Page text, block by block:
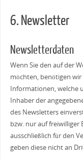
6. Newsletter
Newsletterdaten
Wenn Sie den auf der
möchten, benötigen
Informationen, welche
Inhaber der
des Newsletters
bzw. nur auf freiwilliger
ausschließlich für den
geben diese nicht an